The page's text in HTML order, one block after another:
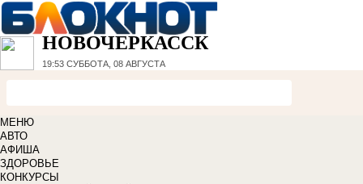
НОВОЧЕРКАССК
19:53 СУББОТА, 08 АВГУСТА
МЕНЮ
АВТО
АФИША
ЗДОРОВЬЕ
КОНКУРСЫ